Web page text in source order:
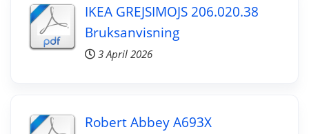
IKEA GREJSIMOJS 206.020.38
Bruksanvisning
3 April 2026
Robert Abbey A693X